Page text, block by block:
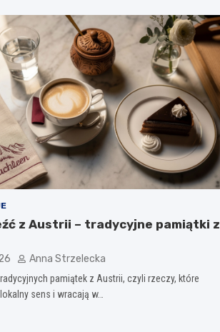
z Austrii – tradycyjne pamiątki z
Anna Strzelecka
pamiątek z Austrii, czyli rzeczy, które
sens i wracają w…